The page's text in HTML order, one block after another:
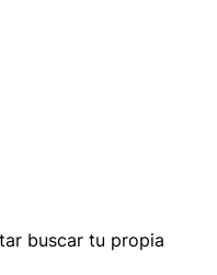
buscar tu propia